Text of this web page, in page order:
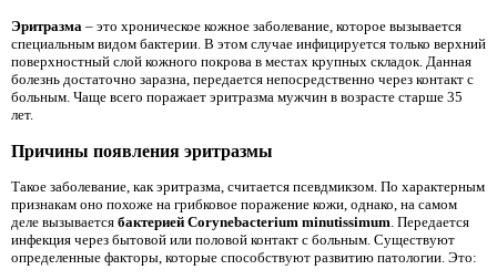
Эритразма – это хроническое кожное заболевание, которое вызывается
специальным видом бактерии. В этом случае инфицируется только верхний
поверхностный слой кожного покрова в местах крупных складок. Данная
болезнь достаточно заразна, передается непосредственно через контакт с
больным. Чаще всего поражает эритразма мужчин в возрасте старше 35
лет.
Причины появления эритразмы
Такое заболевание, как эритразма, считается псевдмикзом. По характерным
признакам оно похоже на грибковое поражение кожи, однако, на самом
деле вызывается бактерией Corynebacterium minutissimum. Передается
инфекция через бытовой или половой контакт с больным. Существуют
определенные факторы, которые способствуют развитию патологии. Это: